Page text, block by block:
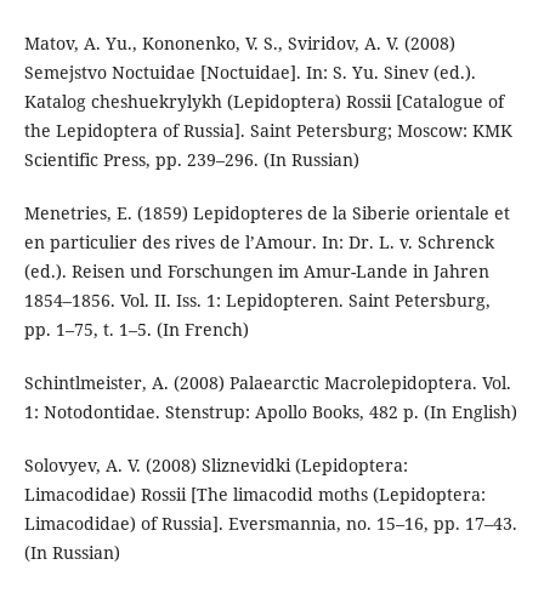
Matov, A. Yu., Kononenko, V. S., Sviridov, A. V. (2008)
Semejstvo Noctuidae [Noctuidae]. In: S. Yu. Sinev (ed.).
Katalog cheshuekrylykh (Lepidoptera) Rossii [Catalogue of
the Lepidoptera of Russia]. Saint Petersburg; Moscow: KMK
Scientific Press, pp. 239–296. (In Russian)
Menetries, E. (1859) Lepidopteres de la Siberie orientale et
en particulier des rives de l’Amour. In: Dr. L. v. Schrenck
(ed.). Reisen und Forschungen im Amur-Lande in Jahren
1854–1856. Vol. II. Iss. 1: Lepidopteren. Saint Petersburg,
pp. 1–75, t. 1–5. (In French)
Schintlmeister, A. (2008) Palaearctic Macrolepidoptera. Vol.
1: Notodontidae. Stenstrup: Apollo Books, 482 p. (In English)
Solovyev, A. V. (2008) Sliznevidki (Lepidoptera:
Limacodidae) Rossii [The limacodid moths (Lepidoptera:
Limacodidae) of Russia]. Eversmannia, no. 15–16, pp. 17–43.
(In Russian)